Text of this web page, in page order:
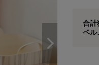
合計
ベル
※メ